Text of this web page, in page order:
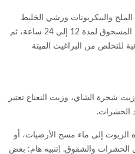
والبيكربونات ورشي الخليط
بغزارة على السجاد والموكيت. اتركي المسحوق لمدة 12 إلى 24 ساعة، ثم
للتخلص من البراغيث الميتة
شجرة الشاي، وزيت النعناع تعتبر
الحشرات.
إلى ماء مسح الأرضيات، أو
الحشرات والشقوق. (تنبيه هام: بعض